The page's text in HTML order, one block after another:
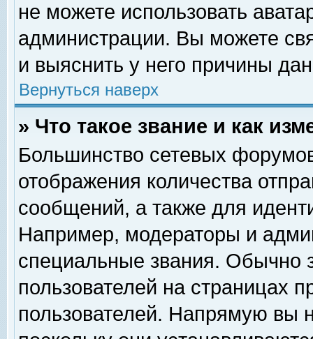
не можете использовать
администрации. Вы можете
и выяснить у него причины
Вернуться наверх
» Что такое звание и как
Большинство сетевых
отображения количества
сообщений, а также для
Например, модераторы и
специальные звания. Обычно
пользователей на страницах
пользователей. Напрямую вы